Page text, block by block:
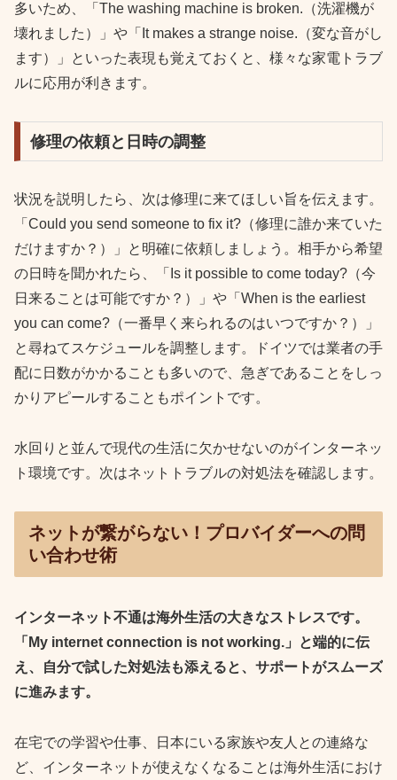
多いため、「The washing machine is broken.（洗濯機が
壊れました）」や「It makes a strange noise.（変な音がし
ます）」といった表現も覚えておくと、様々な家電トラブ
ルに応用が利きます。
修理の依頼と日時の調整
状況を説明したら、次は修理に来てほしい旨を伝えます。
「Could you send someone to fix it?（修理に誰か来ていた
だけますか？）」と明確に依頼しましょう。相手から希望
の日時を聞かれたら、「Is it possible to come today?（今
日来ることは可能ですか？）」や「When is the earliest
you can come?（一番早く来られるのはいつですか？）」
と尋ねてスケジュールを調整します。ドイツでは業者の手
配に日数がかかることも多いので、急ぎであることをしっ
かりアピールすることもポイントです。
水回りと並んで現代の生活に欠かせないのがインターネッ
ト環境です。次はネットトラブルの対処法を確認します。
ネットが繋がらない！プロバイダーへの問
い合わせ術
インターネット不通は海外生活の大きなストレスです。
「My internet connection is not working.」と端的に伝
え、自分で試した対処法も添えると、サポートがスムーズ
に進みます。
在宅での学習や仕事、日本にいる家族や友人との連絡な
ど、インターネットが使えなくなることは海外生活におけ